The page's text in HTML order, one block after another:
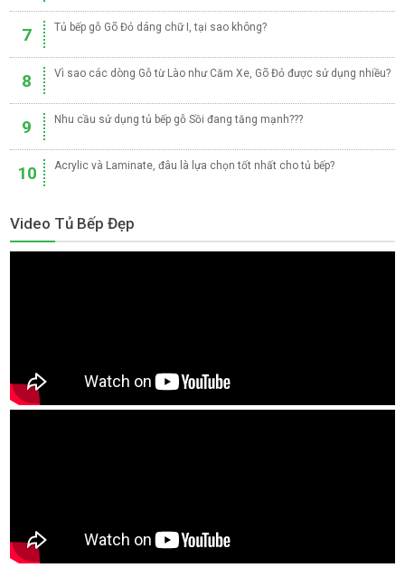
7 Tủ bếp gỗ Gõ Đỏ dáng chữ I, tại sao không?
8 Vì sao các dòng Gỗ từ Lào như Căm Xe, Gõ Đỏ được sử dụng nhiều?
9 Nhu cầu sử dụng tủ bếp gỗ Sồi đang tăng mạnh???
10 Acrylic và Laminate, đâu là lựa chọn tốt nhất cho tủ bếp?
Video Tủ Bếp Đẹp